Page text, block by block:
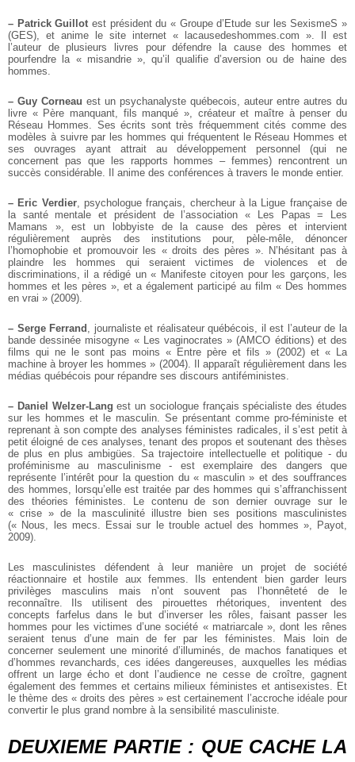
– Patrick Guillot est président du « Groupe d’Etude sur les SexismeS »
(GES), et anime le site internet « lacausedeshommes.com ». Il est
l’auteur de plusieurs livres pour défendre la cause des hommes et
pourfendre la « misandrie », qu’il qualifie d’aversion ou de haine des
hommes.
– Guy Corneau est un psychanalyste québecois, auteur entre autres du
livre « Père manquant, fils manqué », créateur et maître à penser du
Réseau Hommes. Ses écrits sont très fréquemment cités comme des
modèles à suivre par les hommes qui fréquentent le Réseau Hommes et
ses ouvrages ayant attrait au développement personnel (qui ne
concernent pas que les rapports hommes – femmes) rencontrent un
succès considérable. Il anime des conférences à travers le monde entier.
– Eric Verdier, psychologue français, chercheur à la Ligue française de
la santé mentale et président de l’association « Les Papas = Les
Mamans », est un lobbyiste de la cause des pères et intervient
régulièrement auprès des institutions pour, pèle-mêle, dénoncer
l’homophobie et promouvoir les « droits des pères ». N’hésitant pas à
plaindre les hommes qui seraient victimes de violences et de
discriminations, il a rédigé un « Manifeste citoyen pour les garçons, les
hommes et les pères », et a également participé au film « Des hommes
en vrai » (2009).
– Serge Ferrand , journaliste et réalisateur québécois, il est l’auteur de la
bande dessinée misogyne « Les vaginocrates » (AMCO éditions) et des
films qui ne le sont pas moins « Entre père et fils » (2002) et « La
machine à broyer les hommes » (2004). Il apparaît régulièrement dans les
médias québécois pour répandre ses discours antiféministes.
– Daniel Welzer-Lang est un sociologue français spécialiste des études
sur les hommes et le masculin. Se présentant comme pro-féministe et
reprenant à son compte des analyses féministes radicales, il s’est petit à
petit éloigné de ces analyses, tenant des propos et soutenant des thèses
de plus en plus ambigües. Sa trajectoire intellectuelle et politique - du
proféminisme au masculinisme - est exemplaire des dangers que
représente l’intérêt pour la question du « masculin » et des souffrances
des hommes, lorsqu’elle est traitée par des hommes qui s’affranchissent
des théories féministes. Le contenu de son dernier ouvrage sur le
« crise » de la masculinité illustre bien ses positions masculinistes
(« Nous, les mecs. Essai sur le trouble actuel des hommes », Payot,
2009).
Les masculinistes défendent à leur manière un projet de société
réactionnaire et hostile aux femmes. Ils entendent bien garder leurs
privilèges masculins mais n’ont souvent pas l’honnêteté de le
reconnaître. Ils utilisent des pirouettes rhétoriques, inventent des
concepts farfelus dans le but d’inverser les rôles, faisant passer les
hommes pour les victimes d’une société « matriarcale », dont les rênes
seraient tenus d’une main de fer par les féministes. Mais loin de
concerner seulement une minorité d’illuminés, de machos fanatiques et
d’hommes revanchards, ces idées dangereuses, auxquelles les médias
offrent un large écho et dont l’audience ne cesse de croître, gagnent
également des femmes et certains milieux féministes et antisexistes. Et
le thème des « droits des pères » est certainement l’accroche idéale pour
convertir le plus grand nombre à la sensibilité masculiniste.
DEUXIEME PARTIE : QUE CACHE LA